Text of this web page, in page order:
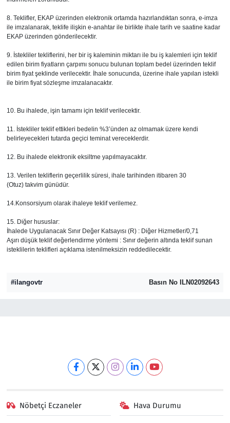
8. Teklifler, EKAP üzerinden elektronik ortamda hazırlandıktan sonra, e-imza
ile imzalanarak, teklife ilişkin e-anahtar ile birlikte ihale tarih ve saatine kadar
EKAP üzerinden gönderilecektir.
9. İstekliler tekliflerini, her bir iş kaleminin miktarı ile bu iş kalemleri için teklif
edilen birim fiyatların çarpımı sonucu bulunan toplam bedel üzerinden teklif
birim fiyat şeklinde verilecektir. İhale sonucunda, üzerine ihale yapılan istekli
ile birim fiyat sözleşme imzalanacaktır.
10. Bu ihalede, işin tamamı için teklif verilecektir.
11. İstekliler teklif ettikleri bedelin %3’ünden az olmamak üzere kendi
belirleyecekleri tutarda geçici teminat vereceklerdir.
12. Bu ihalede elektronik eksiltme yapılmayacaktır.
13. Verilen tekliflerin geçerlilik süresi, ihale tarihinden itibaren 30
(Otuz) takvim günüdür.
14.Konsorsiyum olarak ihaleye teklif verilemez.
15. Diğer hususlar:
İhalede Uygulanacak Sınır Değer Katsayısı (R) : Diğer Hizmetler/0,71
Aşırı düşük teklif değerlendirme yöntemi : Sınır değerin altında teklif sunan
isteklilerin teklifleri açıklama istenilmeksizin reddedilecektir.
#ilangovtr Basın No ILN02092643
Nöbetçi Eczaneler Hava Durumu